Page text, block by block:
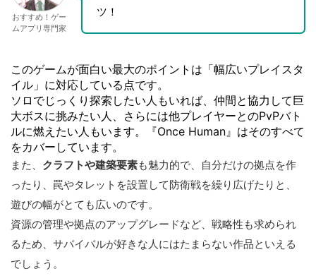
おすすめ！ゲー
ムアプリ専門家
ツ！
このゲームが面白い最大のポイントは「幅広いプレイスタ
イル」に対応している点です。
ソロでじっくり探索したい人もいれば、仲間と協力して巨
大ボスに挑みたい人、さらには他プレイヤーとのPvPバト
ルに燃えたい人もいます。『Once Human』はそのすべて
をカバーしています。
また、 クラフトや建築要素も魅力的で、自分だけの拠点を作
ったり、罠やタレットを設置して防衛戦を繰り広げたりと、
遊びの幅がとても広いのです。
資源の管理や拠点のアップグレードなど、戦略性も求められ
るため、サバイバルが好きな人にはたまらない作品といえる
でしょう。